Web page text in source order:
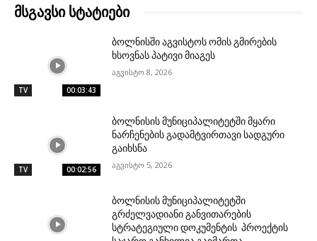
მსგავსი სტატიები
TV 00:03:43
ბოლნისში აგვისტოს ომის გმირების
ხსოვნას პატივი მიაგეს
აგვისტო 8, 2026
TV 00:02:56
ბოლნისის მუნიციპალიტეტში მყარი
ნარჩენების გადამტვირთავი სადგური
გაიხსნა
აგვისტო 5, 2026
ბოლნისის მუნიციპალიტეტში
გრძელვადიანი განვითარების
სტრატეგიული დოკუმენტის პროექტის